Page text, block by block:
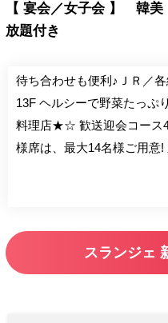
【 宴会／女子会 】 韓美
放題付き
待ち合わせも便利♪ＪＲ／
13F ヘルシーで野菜たっぷ
料理店★☆ 歓送迎会コース
様席は、最大14名様ご用意
女子会＆同窓会 【旬菜を
典☆ 誕生日・記念日 主賓の
スランジェ